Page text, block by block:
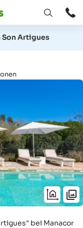
Fenster
Son Artigues
bei Manacor